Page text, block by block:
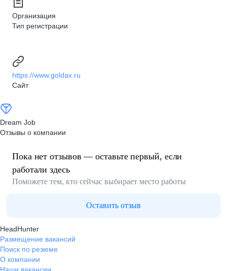
Организация
Тип регистрации
https://www.goldax.ru
Сайт
Dream Job
Отзывы о компании
Пока нет отзывов — оставьте первый, если
работали здесь
Поможете тем, кто сейчас выбирает место работы
Оставить отзыв
HeadHunter
Размещение вакансий
Поиск по резюме
О компании